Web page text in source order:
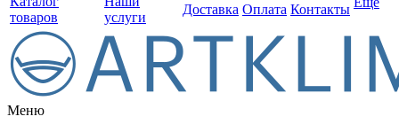
товаров
услуги
Доставка Оплата Контакты
Меню